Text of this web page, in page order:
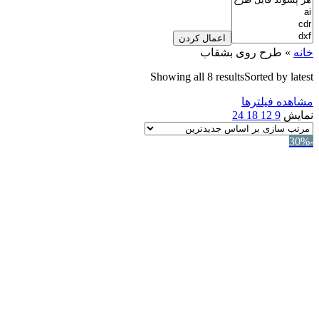
اعمال کردن
خانه » طرح روی بشقاب
Showing all 8 resultsSorted by latest
مشاهده فیلترها
نمایش 9
12
18
24
-30%